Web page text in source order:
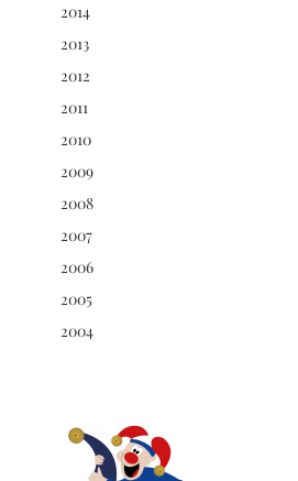
2014
2013
2012
2011
2010
2009
2008
2007
2006
2005
2004